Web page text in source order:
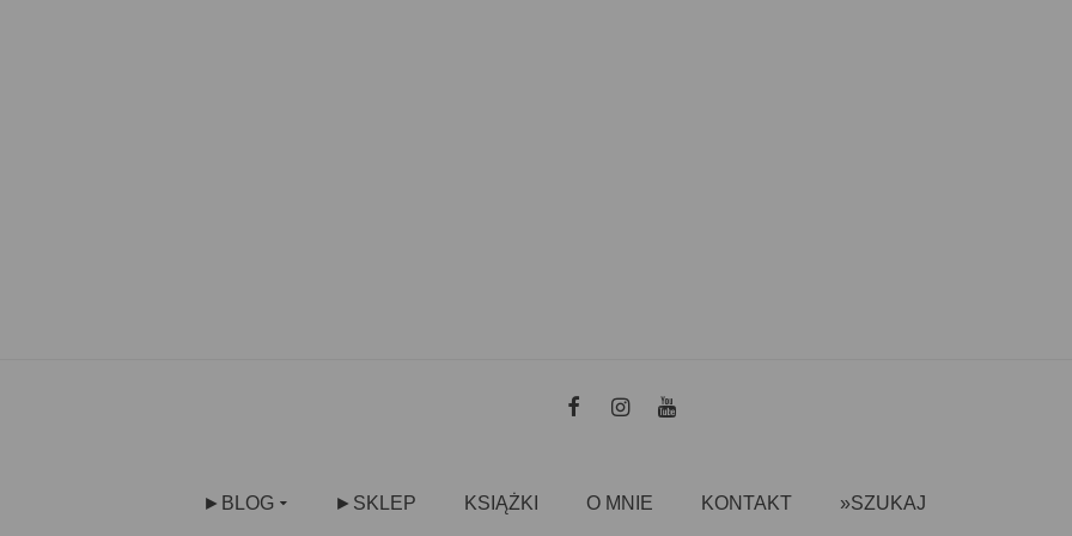
►BLOG ►SKLEP KSIĄŻKI O MNIE KONTAKT »SZUKAJ